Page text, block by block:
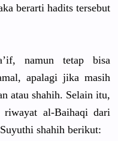
berarti hadits tersebut
namun tetap bisa
apalagi jika masih
atau shahih. Selain itu,
al-Baihaqidari
shahih berikut: